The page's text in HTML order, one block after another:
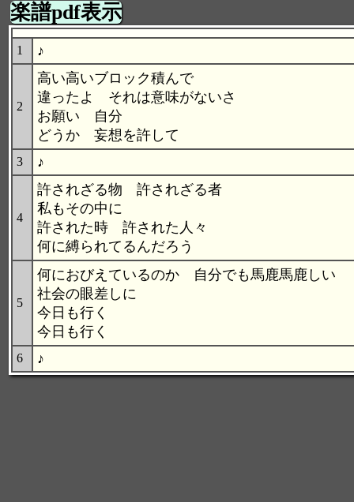
楽譜pdf表示
1 ♪
2
高い高いブロック積んで
違ったよ それは意味がないさ
お願い 自分
どうか 妄想を許して
3 ♪
4
許されざる物 許されざる者
私もその中に
許された時 許された人々
何に縛られてるんだろう
5
何におびえているのか 自分でも馬鹿馬鹿しい
社会の眼差しに
今日も行く
今日も行く
6 ♪